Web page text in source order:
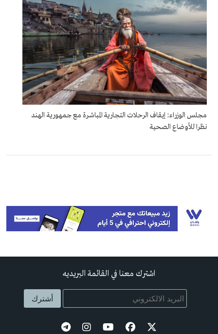
مجلس الوزراء: إيقاف الرحلات التجارية المباشرة مع جمهورية الهند
نظرا للأوضاع الصحية
اشترك معنا في القائمة البريديه